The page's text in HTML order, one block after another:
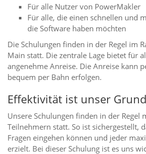
Für alle Nutzer von PowerMakler
Für alle, die einen schnellen und
die Software haben möchten
Die Schulungen finden in der Regel im
Main statt. Die zentrale Lage bietet für
angenehme Anreise. Die Anreise kann
bequem per Bahn erfolgen.
Effektivität ist unser
Unsere Schulungen finden in der Regel
Teilnehmern statt. So ist sichergestellt,
Fragen eingehen können und jeder
erzielt. Bei dieser Schulung ist es uns